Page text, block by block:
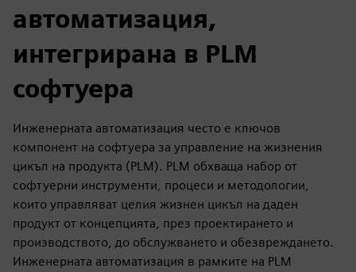
автоматизация,
интегрирана в PLM
софтуера
Инженерната автоматизация често е ключов
компонент на софтуера за управление на жизнения
цикъл на продукта (PLM). PLM обхваща набор от
софтуерни инструменти, процеси и методологии,
които управляват целия жизнен цикъл на даден
продукт от концепцията, през проектирането и
производството, до обслужването и обезвреждането.
Инженерната автоматизация в рамките на PLM